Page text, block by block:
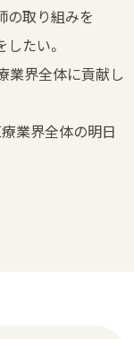
の取り組みを
たい。
業界全体に貢献し
業界全体の明日